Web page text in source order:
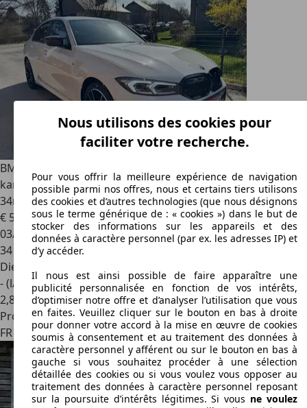
BMW 340
kardon suspension pilotee pack innovation configuration
34mkm malus inclus
€ 54 999
03/2023
34 550 km
Diesel
- (l/100 km)
2,8
Professionnel
FR 08230Gué-d'hossus
Nous utilisons des cookies pour
faciliter votre recherche.
Pour vous offrir la meilleure expérience de navigation
possible parmi nos offres, nous et certains tiers utilisons
des cookies et d’autres technologies (que nous désignons
sous le terme générique de : « cookies ») dans le but de
stocker des informations sur les appareils et des
données à caractère personnel (par ex. les adresses IP) et
d’y accéder.
Il nous est ainsi possible de faire apparaître une
publicité personnalisée en fonction de vos intérêts,
d’optimiser notre offre et d’analyser l’utilisation que vous
en faites. Veuillez cliquer sur le bouton en bas à droite
pour donner votre accord à la mise en œuvre de cookies
soumis à consentement et au traitement des données à
caractère personnel y afférent ou sur le bouton en bas à
gauche si vous souhaitez procéder à une sélection
détaillée des cookies ou si vous voulez vous opposer au
traitement des données à caractère personnel reposant
sur la poursuite d’intérêts légitimes. Si vous ne voulez